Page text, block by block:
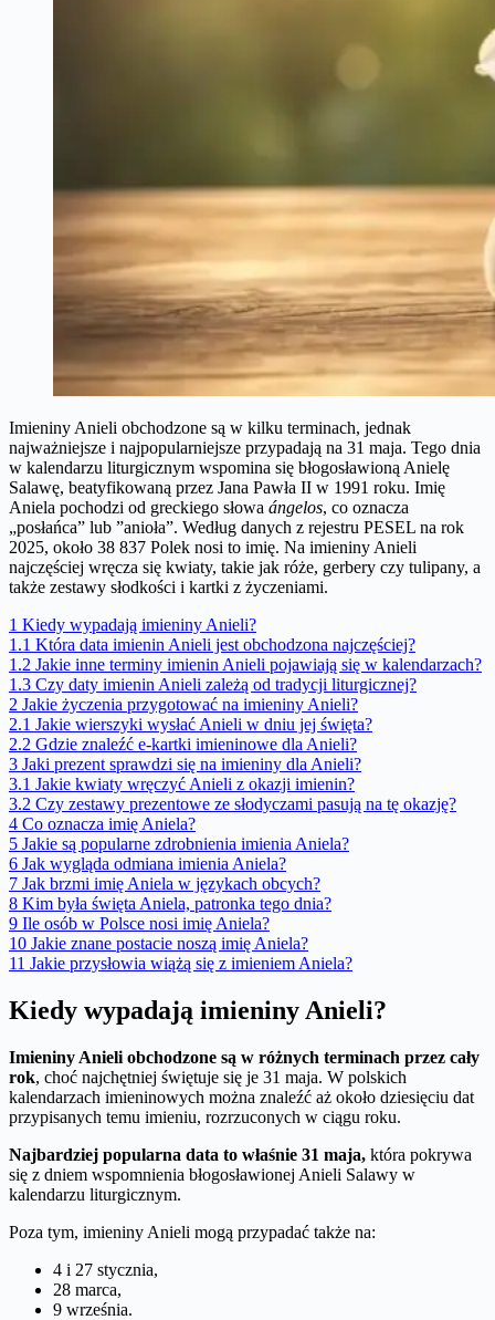
Imieniny Anieli obchodzone są w kilku terminach, jednak
najważniejsze i najpopularniejsze przypadają na 31 maja. Tego dnia
w kalendarzu liturgicznym wspomina się błogosławioną Anielę
Salawę, beatyfikowaną przez Jana Pawła II w 1991 roku. Imię
Aniela pochodzi od greckiego słowa ángelos, co oznacza
„posłańca” lub ”anioła”. Według danych z rejestru PESEL na rok
2025, około 38 837 Polek nosi to imię. Na imieniny Anieli
najczęściej wręcza się kwiaty, takie jak róże, gerbery czy tulipany, a
także zestawy słodkości i kartki z życzeniami.
1 Kiedy wypadają imieniny Anieli?
1.1 Która data imienin Anieli jest obchodzona najczęściej?
1.2 Jakie inne terminy imienin Anieli pojawiają się w kalendarzach?
1.3 Czy daty imienin Anieli zależą od tradycji liturgicznej?
2 Jakie życzenia przygotować na imieniny Anieli?
2.1 Jakie wierszyki wysłać Anieli w dniu jej święta?
2.2 Gdzie znaleźć e-kartki imieninowe dla Anieli?
3 Jaki prezent sprawdzi się na imieniny dla Anieli?
3.1 Jakie kwiaty wręczyć Anieli z okazji imienin?
3.2 Czy zestawy prezentowe ze słodyczami pasują na tę okazję?
4 Co oznacza imię Aniela?
5 Jakie są popularne zdrobnienia imienia Aniela?
6 Jak wygląda odmiana imienia Aniela?
7 Jak brzmi imię Aniela w językach obcych?
8 Kim była święta Aniela, patronka tego dnia?
9 Ile osób w Polsce nosi imię Aniela?
10 Jakie znane postacie noszą imię Aniela?
11 Jakie przysłowia wiążą się z imieniem Aniela?
Kiedy wypadają imieniny Anieli?
Imieniny Anieli obchodzone są w różnych terminach przez cały
rok, choć najchętniej świętuje się je 31 maja. W polskich
kalendarzach imieninowych można znaleźć aż około dziesięciu dat
przypisanych temu imieniu, rozrzuconych w ciągu roku.
Najbardziej popularna data to właśnie 31 maja, która pokrywa
się z dniem wspomnienia błogosławionej Anieli Salawy w
kalendarzu liturgicznym.
Poza tym, imieniny Anieli mogą przypadać także na:
4 i 27 stycznia,
28 marca,
9 września.